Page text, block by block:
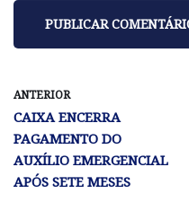
ANTERIOR
CAIXA ENCERRA
PAGAMENTO DO
AUXÍLIO EMERGENCIAL
APÓS SETE MESES